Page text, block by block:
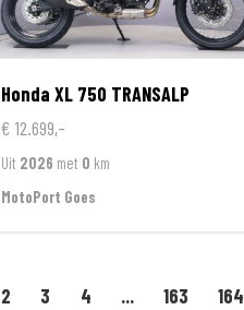
Honda XL 750 TRANSALP
€ 12.699,-
Uit 2026 met 0 km
MotoPort Goes
2 3 4 ... 163 164